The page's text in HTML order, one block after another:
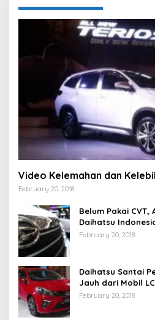
Video Kelemahan dan
February 20, 2018
Belum Pakai
Daihatsu
February 20, 2018
Daihatsu Santai
Jauh dari Mobil
February 20, 2018